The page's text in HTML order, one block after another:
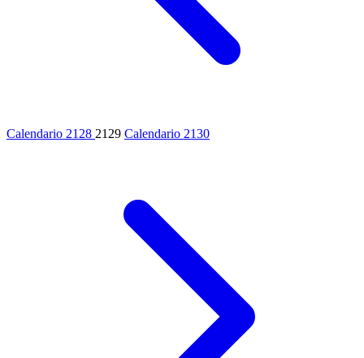
Calendario 2128 2129 Calendario 2130